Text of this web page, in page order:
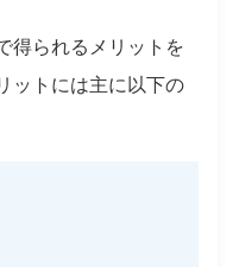
得られるメリットを
ットには主に以下の